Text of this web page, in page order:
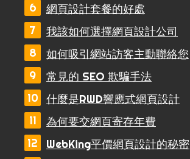
網頁設計套餐的好處
我該如何選擇網頁設計公司
如何吸引網站訪客主動聯絡您
常見的 SEO 欺騙手法
什麼是RWD響應式網頁設計
為何要交網頁寄存年費
WebKing平價網頁設計的秘密